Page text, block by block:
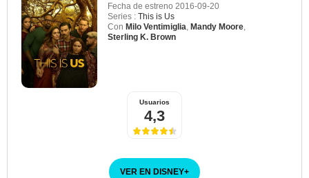
Fecha de estreno 2016-09-20
Series : This is Us
Con Milo Ventimiglia, Mandy Moore,
Sterling K. Brown
Usuarios
4,3
VER EN DISNEY+